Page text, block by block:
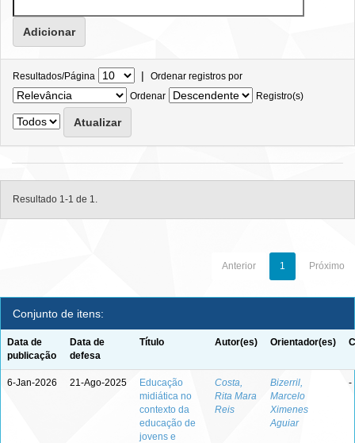
Resultados/Página | Ordenar registros por
Ordenar
Registro(s)
Resultado 1-1 de 1.
Anterior 1 Próximo
Conjunto de itens:
Data de
publicação
Data de
defesa
Título Autor(es) Orientador(es)
6-Jan-2026 21-Ago-2025
Educação
midiática no
contexto da
educação de
jovens e
Costa,
Rita Mara
Reis
Bizerril,
Marcelo
Ximenes
Aguiar
-